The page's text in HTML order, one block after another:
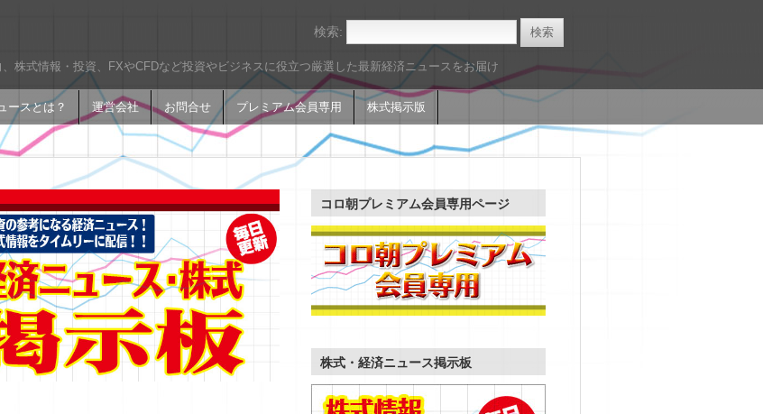
株式情報・投資、FXやCFDなど投資やビジネスに役立つ厳選した最新経済ニュースをお届け
ースとは？ 運営会社 お問合せ プレミアム会員専用 株式掲示版
検索:
コロ朝プレミアム会員専用ページ
株式・経済ニュース掲示板